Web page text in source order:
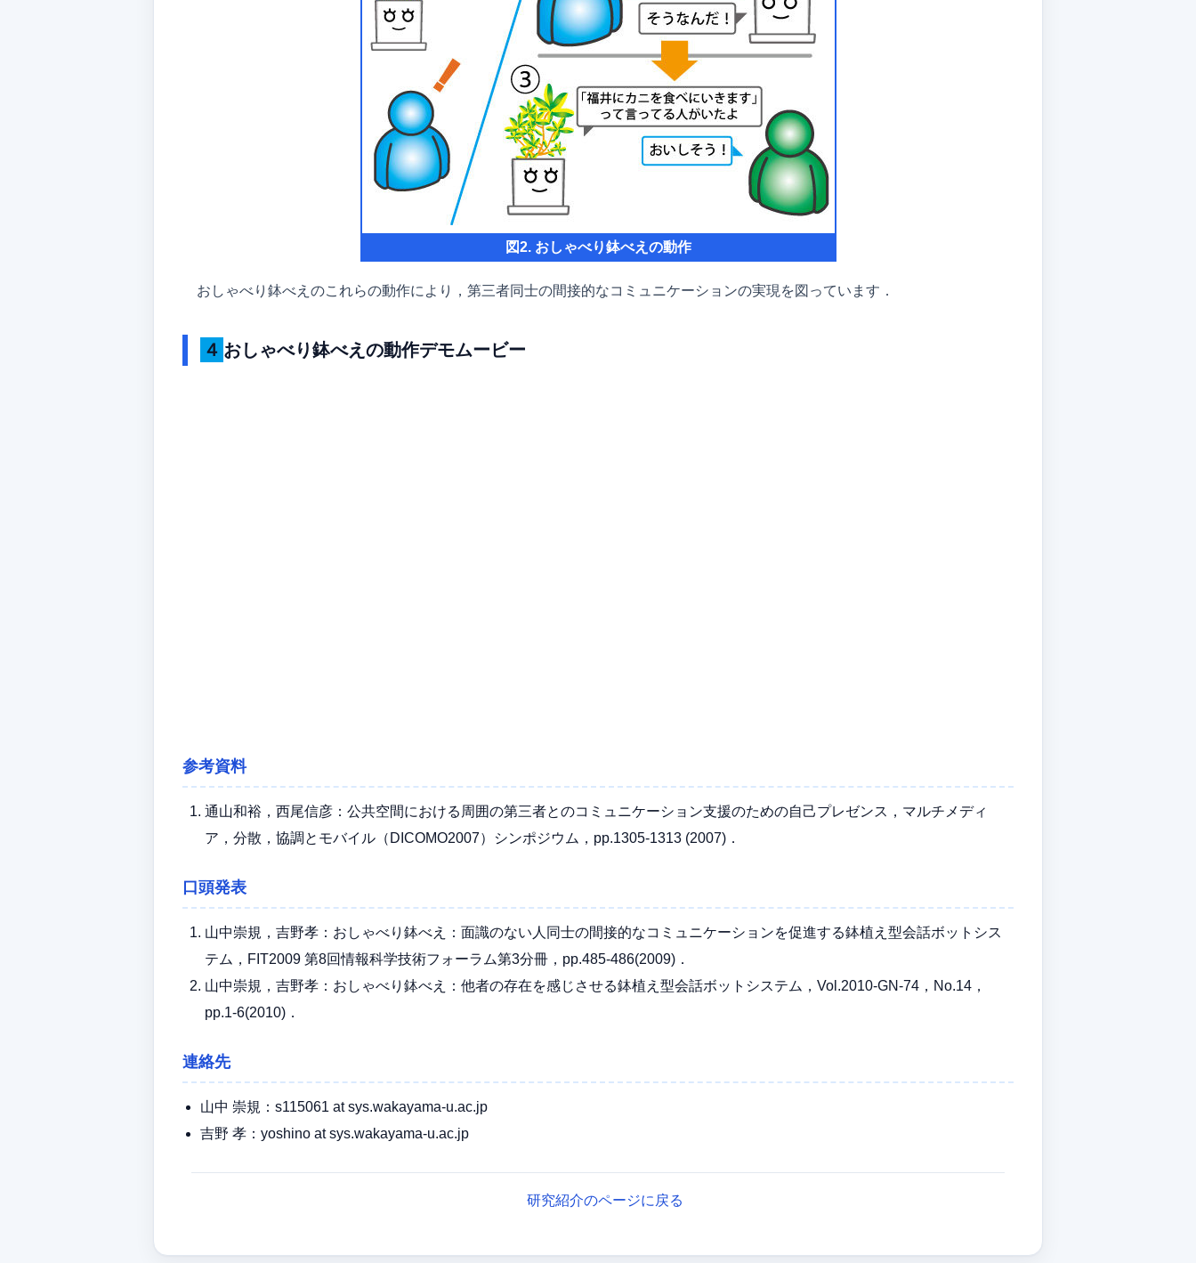
図2. おしゃべり鉢べえの動作
おしゃべり鉢べえのこれらの動作により，第三者同士の間接的なコミュニケーションの実現を図っています．
４おしゃべり鉢べえの動作デモムービー
参考資料
通山和裕，西尾信彦：公共空間における周囲の第三者とのコミュニケーション支援のための自己プレゼンス，マルチメディ
ア，分散，協調とモバイル（DICOMO2007）シンポジウム，pp.1305-1313 (2007)．
口頭発表
山中崇規，吉野孝：おしゃべり鉢べえ：面識のない人同士の間接的なコミュニケーションを促進する鉢植え型会話ボットシス
テム，FIT2009 第8回情報科学技術フォーラム第3分冊，pp.485-486(2009)．
山中崇規，吉野孝：おしゃべり鉢べえ：他者の存在を感じさせる鉢植え型会話ボットシステム，Vol.2010-GN-74，No.14，
pp.1-6(2010)．
連絡先
山中 崇規：s115061 at sys.wakayama-u.ac.jp
吉野 孝：yoshino at sys.wakayama-u.ac.jp
研究紹介のページに戻る